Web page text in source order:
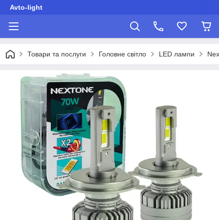
Avto-light
Товари та послуги Головне світло LED лампи